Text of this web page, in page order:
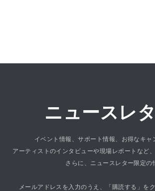
ニュースレ
イベント情報、サポート情報、お得なキャ
アーティストのインタビューや現場レポートなど
さらに、ニュースレター限定の
メールアドレスを入力のうえ、「購読する」を